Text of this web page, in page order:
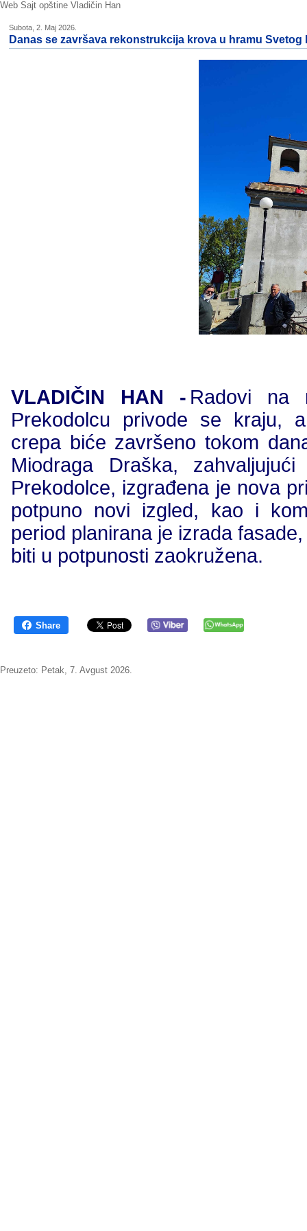
Web Sajt opštine Vladičin Han
Subota, 2. Maj 2026.
Danas se završava rekonstrukcija krova u hramu
VLADIČIN HAN - Radovi na
Prekodolcu privode se kraju,
crepa biće završeno tokom
Miodraga Draška,
Prekodolce, izgrađena je nova
potpuno novi izgled, kao i
period planirana je izrada
biti u potpunosti zaokružena.
Share
Preuzeto: Petak, 7. Avgust 2026.